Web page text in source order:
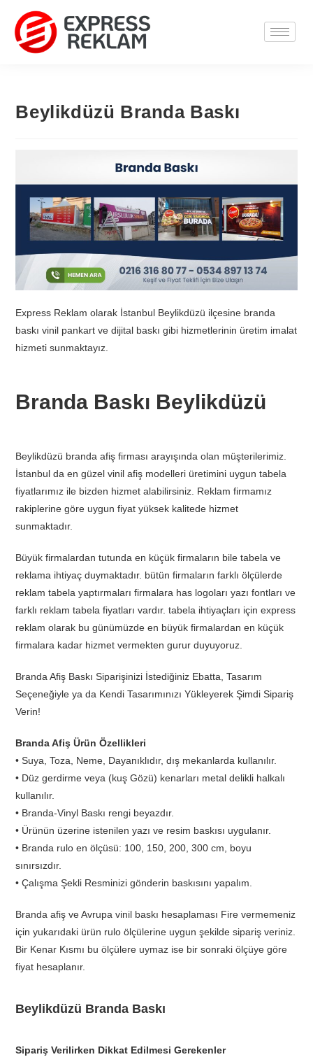
Beylikdüzü Branda Baskı
Express Reklam olarak İstanbul Beylikdüzü ilçesine branda
baskı vinil pankart ve dijital baskı gibi hizmetlerinin üretim imalat
hizmeti sunmaktayız.
Branda Baskı Beylikdüzü
Beylikdüzü branda afiş firması arayışında olan müşterilerimiz.
İstanbul da en güzel vinil afiş modelleri üretimini uygun tabela
fiyatlarımız ile bizden hizmet alabilirsiniz. Reklam firmamız
rakiplerine göre uygun fiyat yüksek kalitede hizmet
sunmaktadır.
Büyük firmalardan tutunda en küçük firmaların bile tabela ve
reklama ihtiyaç duymaktadır. bütün firmaların farklı ölçülerde
reklam tabela yaptırmaları firmalara has logoları yazı fontları ve
farklı reklam tabela fiyatları vardır. tabela ihtiyaçları için express
reklam olarak bu günümüzde en büyük firmalardan en küçük
firmalara kadar hizmet vermekten gurur duyuyoruz.
Branda Afiş Baskı Siparişinizi İstediğiniz Ebatta, Tasarım
Seçeneğiyle ya da Kendi Tasarımınızı Yükleyerek Şimdi Sipariş
Verin!
Branda Afiş Ürün Özellikleri
• Suya, Toza, Neme, Dayanıklıdır, dış mekanlarda kullanılır.
• Düz gerdirme veya (kuş Gözü) kenarları metal delikli halkalı
kullanılır.
• Branda-Vinyl Baskı rengi beyazdır.
• Ürünün üzerine istenilen yazı ve resim baskısı uygulanır.
• Branda rulo en ölçüsü: 100, 150, 200, 300 cm, boyu
sınırsızdır.
• Çalışma Şekli Resminizi gönderin baskısını yapalım.
Branda afiş ve Avrupa vinil baskı hesaplaması Fire vermemeniz
için yukarıdaki ürün rulo ölçülerine uygun şekilde sipariş veriniz.
Bir Kenar Kısmı bu ölçülere uymaz ise bir sonraki ölçüye göre
fiyat hesaplanır.
Beylikdüzü Branda Baskı
Sipariş Verilirken Dikkat Edilmesi Gerekenler